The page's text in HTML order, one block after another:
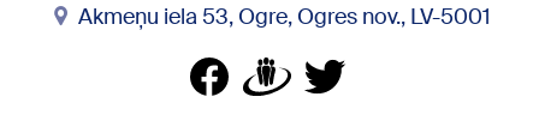
Akmeņu iela 53, Ogre, Ogres nov., LV-5001